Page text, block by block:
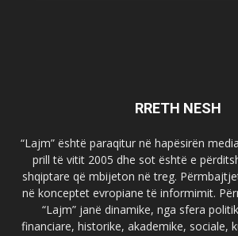
RRETH NESH
“Lajm” është paraqitur në hapësirën
prill të vitit 2005 dhe sot është e
shqiptare që mbijeton në treg.
në konceptet evropiane të informimit.
“Lajm” janë dinamike, nga sfera
financiare, historike, akademike, sociale,